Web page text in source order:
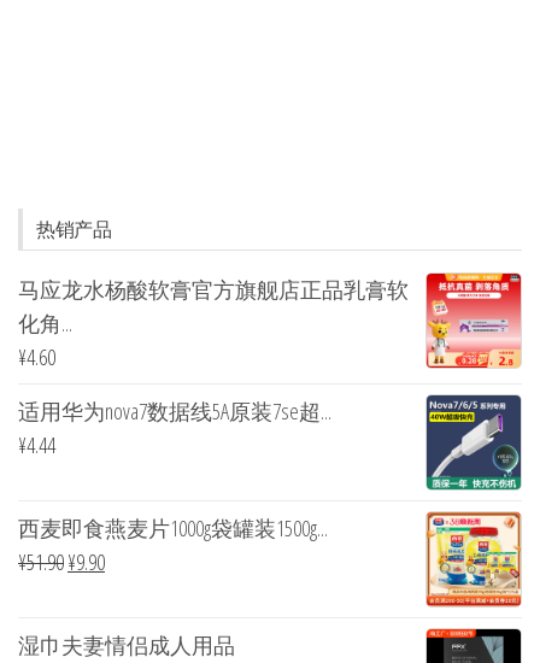
热销产品
马应龙水杨酸软膏官方旗舰店正品乳膏软
化角...
¥4.60
适用华为nova7数据线5A原装7se超...
¥4.44
西麦即食燕麦片1000g袋罐装1500g...
¥51.90¥9.90
湿巾夫妻情侣成人用品